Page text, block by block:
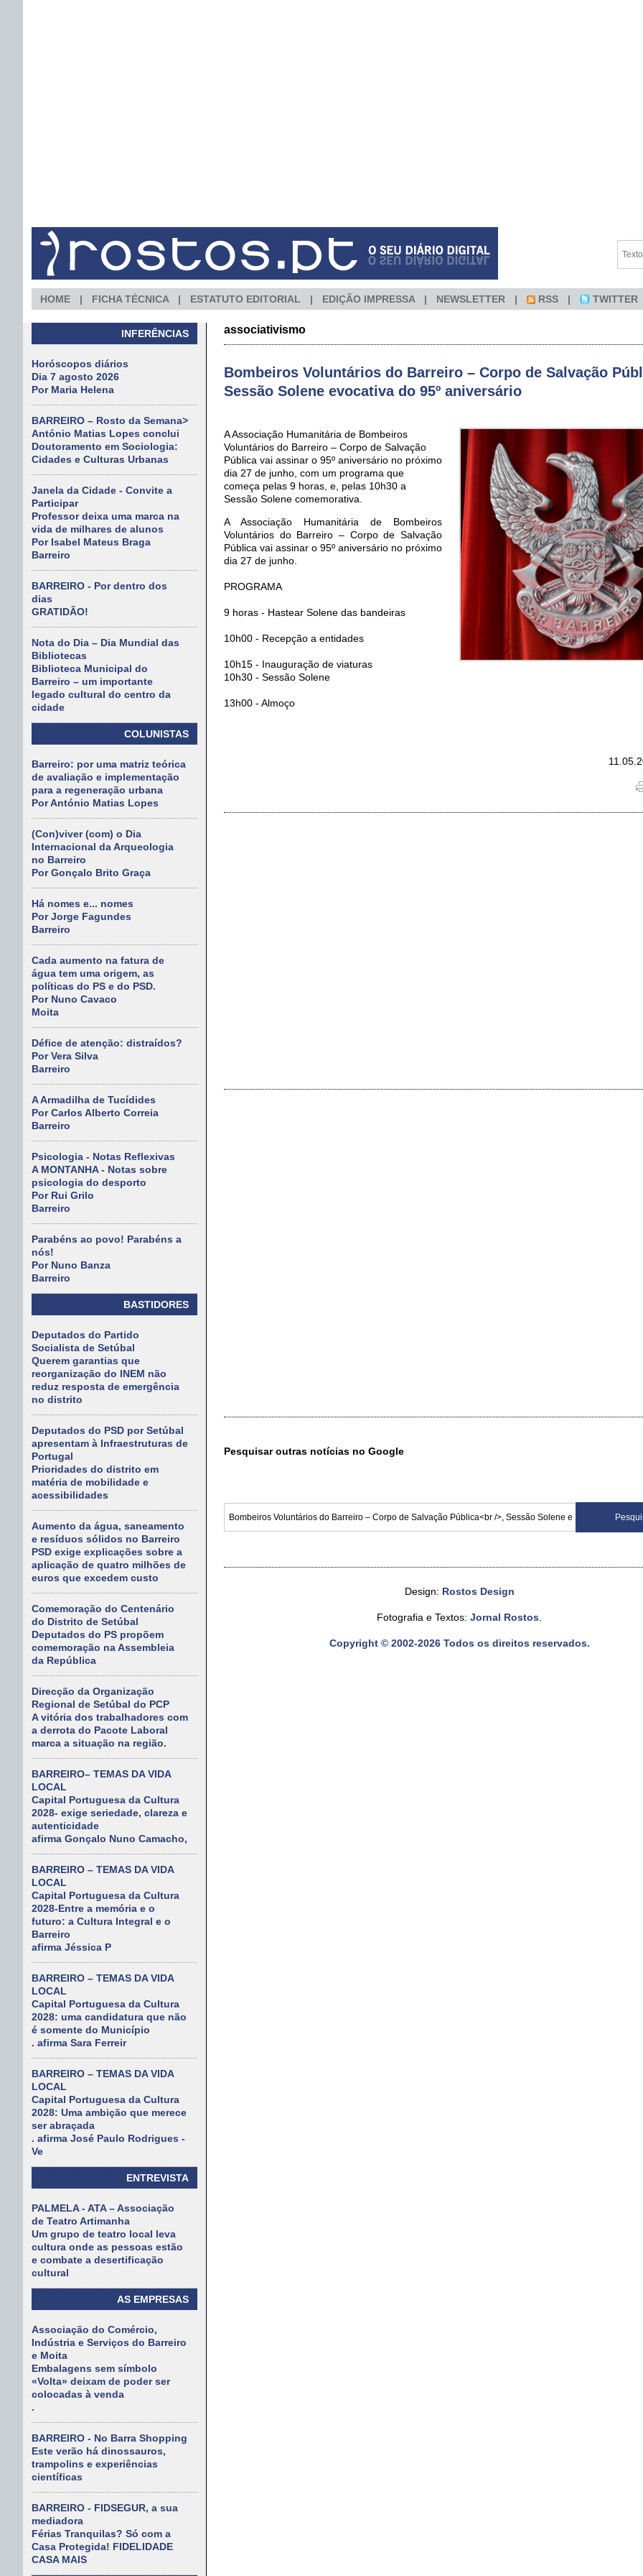
HOME FICHA TÉCNICA ESTATUTO EDITORIAL EDIÇÃO IMPRESSA NEWSLETTER RSS TWITTER
INFERÊNCIAS
Horóscopos diários
Dia 7 agosto 2026
Por Maria Helena
BARREIRO – Rosto da Semana>
António Matias Lopes conclui
Doutoramento em Sociologia:
Cidades e Culturas Urbanas
Janela da Cidade - Convite a
Participar
Professor deixa uma marca na
vida de milhares de alunos
Por Isabel Mateus Braga
Barreiro
BARREIRO - Por dentro dos
dias
GRATIDÃO!
Nota do Dia – Dia Mundial das
Bibliotecas
Biblioteca Municipal do
Barreiro – um importante
legado cultural do centro da
cidade
COLUNISTAS
Barreiro: por uma matriz teórica
de avaliação e implementação
para a regeneração urbana
Por António Matias Lopes
(Con)viver (com) o Dia
Internacional da Arqueologia
no Barreiro
Por Gonçalo Brito Graça
Há nomes e... nomes
Por Jorge Fagundes
Barreiro
Cada aumento na fatura de
água tem uma origem, as
políticas do PS e do PSD.
Por Nuno Cavaco
Moita
Défice de atenção: distraídos?
Por Vera Silva
Barreiro
A Armadilha de Tucídides
Por Carlos Alberto Correia
Barreiro
Psicologia - Notas Reflexivas
A MONTANHA - Notas sobre
psicologia do desporto
Por Rui Grilo
Barreiro
Parabéns ao povo! Parabéns a
nós!
Por Nuno Banza
Barreiro
BASTIDORES
Deputados do Partido
Socialista de Setúbal
Querem garantias que
reorganização do INEM não
reduz resposta de emergência
no distrito
Deputados do PSD por Setúbal
apresentam à Infraestruturas de
Portugal
Prioridades do distrito em
matéria de mobilidade e
acessibilidades
Aumento da água, saneamento
e resíduos sólidos no Barreiro
PSD exige explicações sobre a
aplicação de quatro milhões de
euros que excedem custo
Comemoração do Centenário
do Distrito de Setúbal
Deputados do PS propõem
comemoração na Assembleia
da República
Direcção da Organização
Regional de Setúbal do PCP
A vitória dos trabalhadores com
a derrota do Pacote Laboral
marca a situação na região.
BARREIRO– TEMAS DA VIDA
LOCAL
Capital Portuguesa da Cultura
2028- exige seriedade, clareza e
autenticidade
afirma Gonçalo Nuno Camacho,
BARREIRO – TEMAS DA VIDA
LOCAL
Capital Portuguesa da Cultura
2028-Entre a memória e o
futuro: a Cultura Integral e o
Barreiro
afirma Jéssica P
BARREIRO – TEMAS DA VIDA
LOCAL
Capital Portuguesa da Cultura
2028: uma candidatura que não
é somente do Município
. afirma Sara Ferreir
BARREIRO – TEMAS DA VIDA
LOCAL
Capital Portuguesa da Cultura
2028: Uma ambição que merece
ser abraçada
. afirma José Paulo Rodrigues -
Ve
ENTREVISTA
PALMELA - ATA – Associação
de Teatro Artimanha
Um grupo de teatro local leva
cultura onde as pessoas estão
e combate a desertificação
cultural
AS EMPRESAS
Associação do Comércio,
Indústria e Serviços do Barreiro
e Moita
Embalagens sem símbolo
«Volta» deixam de poder ser
colocadas à venda
.
BARREIRO - No Barra Shopping
Este verão há dinossauros,
trampolins e experiências
científicas
BARREIRO - FIDSEGUR, a sua
mediadora
Férias Tranquilas? Só com a
Casa Protegida! FIDELIDADE
CASA MAIS
associativismo
Bombeiros Voluntários do Barreiro – Corpo de Salvação
Sessão Solene evocativa do 95º aniversário
A Associação Humanitária de Bombeiros
Voluntários do Barreiro – Corpo de Salvação
Pública vai assinar o 95º aniversário no próximo
dia 27 de junho, com um programa que
começa pelas 9 horas, e, pelas 10h30 a
Sessão Solene comemorativa.
A Associação Humanitária de Bombeiros
Voluntários do Barreiro – Corpo de Salvação
Pública vai assinar o 95º aniversário no próximo
dia 27 de junho.
PROGRAMA
9 horas - Hastear Solene das bandeiras
10h00 - Recepção a entidades
10h15 - Inauguração de viaturas
10h30 - Sessão Solene
13h00 - Almoço
Pesquisar outras notícias no Google
Design: Rostos Design
Fotografia e Textos: Jornal Rostos
Copyright © 2002-2026 Todos os direitos reservados.